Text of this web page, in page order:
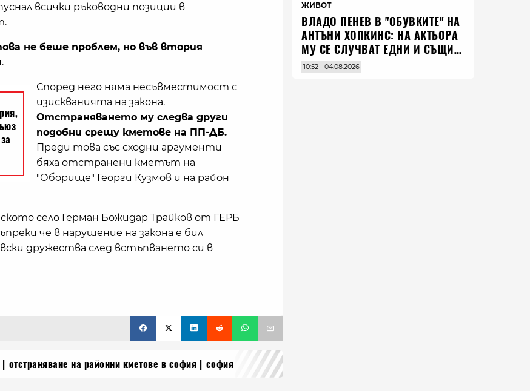
всички ръководни позиции в
не беше проблем, но във втория
Според него няма несъвместимост с
изискванията на закона.
Отстраняването му следва други
подобни срещу кметове на ПП-ДБ.
Преди това със сходни аргументи
бяха отстранени кметът на
"Оборище" Георги Кузмов и на район
село Герман Божидар Трайков от ГЕРБ
че в нарушение на закона е бил
дружества след встъпването си в
отстраняване на районни кметове в софия софия
ЖИВОТ
ВЛАДO ПЕНЕВ В "ОБУВКИТЕ" НА
АНТЪНИ ХОПКИНС: НА АКТЬОРА
МУ СЕ СЛУЧВАТ ЕДНИ И СЪЩИ
НЕЩА ПО ЦЕЛИЯ СВЯТ
10:52 - 04.08.2026